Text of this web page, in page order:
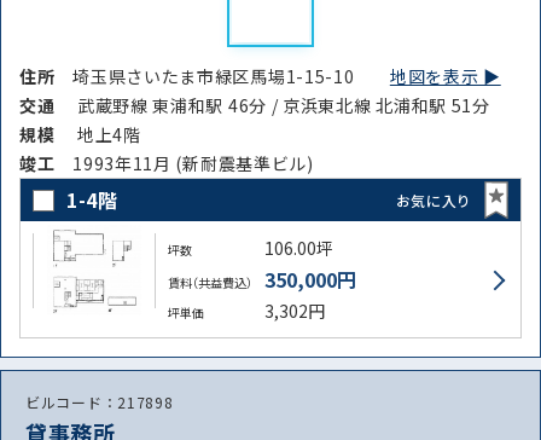
住所埼玉県さいたま市緑区馬場1-15-10 地図を表示 ▶︎
交通
武蔵野線 東浦和駅 46分 / 京浜東北線 北浦和駅 51分
規模
地上4階
竣⼯ 1993年11月 (新耐震基準ビル)
1-4階 お気に入り
坪数 106.00坪
賃料（共益費込） 350,000円
坪単価 3,302円
ビルコード：217898
貸事務所